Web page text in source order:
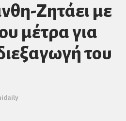
Zητάει με
μέτρα για
του